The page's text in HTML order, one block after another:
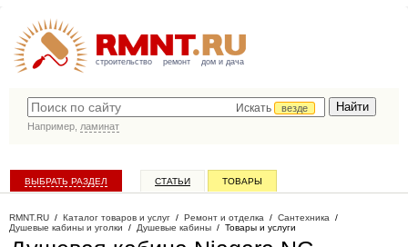
строительство ремонт дом и дача
Искать
везде
Например, ламинат
ВЫБРАТЬ РАЗДЕЛ СТАТЬИ ТОВАРЫ
RMNT.RU / Каталог товаров и услуг / Ремонт и отделка / Сантехника /
Душевые кабины и уголки / Душевые кабины / Товары и услуги